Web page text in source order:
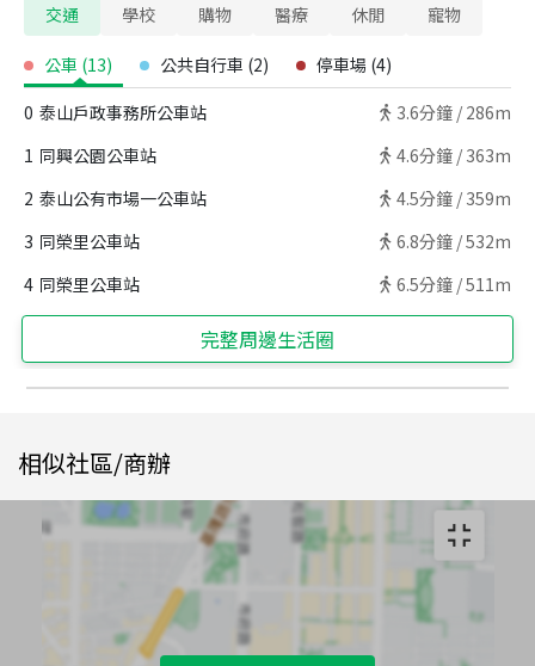
交通 學校 購物 醫療 休閒 寵物
公車 (13) 公共自行車 (2) 停車場 (4)
0 泰山戶政事務所公車站 3.6分鐘 / 286m
1 同興公園公車站 4.6分鐘 / 363m
2 泰山公有市場一公車站 4.5分鐘 / 359m
3 同榮里公車站 6.8分鐘 /532m
4 同榮里公車站 6.5分鐘 /511m
完整周邊生活圈
相似社區/商辦